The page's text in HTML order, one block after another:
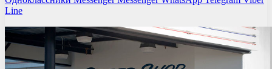
Line